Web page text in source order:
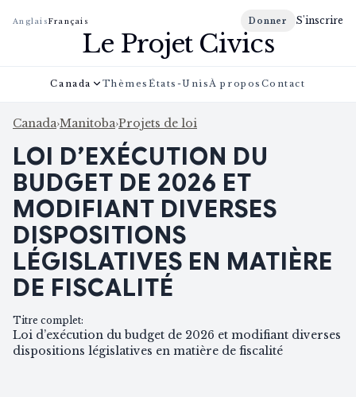
AnglaisFrançais Donner S'inscrire
Le Projet Civics
Canada Thèmes États-Unis À propos Contact
Canada›Manitoba›Projets de loi
LOI D’EXÉCUTION DU
BUDGET DE 2026 ET
MODIFIANT DIVERSES
DISPOSITIONS
LÉGISLATIVES EN MATIÈRE
DE FISCALITÉ
Titre complet:
Loi d’exécution du budget de 2026 et modifiant diverses
dispositions législatives en matière de fiscalité